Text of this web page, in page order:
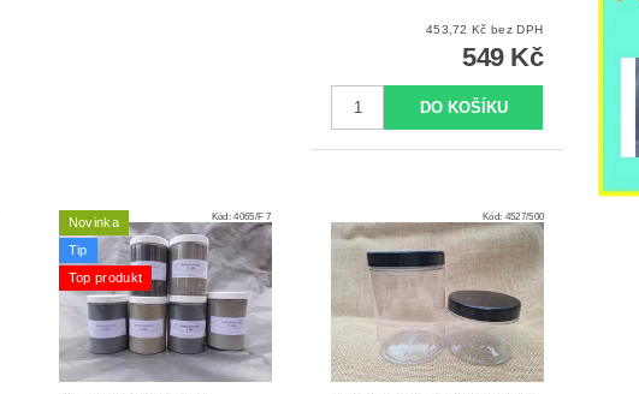
453,72 Kč bez DPH
549 Kč
Novinka
Tip
Top produkt
Kód:4065/F 7 Kód: 4527/500